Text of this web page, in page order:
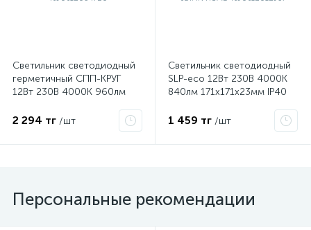
Светильник светодиодный
герметичный СПП-КРУГ
12Вт 230В 4000К 960лм
4690612034720
2 294 тг /шт
Светильник светодиодный
SLP-eco 12Вт 230В 4000К
840лм 171х171х23мм IP40
HOME 4690612012957
1 459 тг /шт
Персональные рекомендации